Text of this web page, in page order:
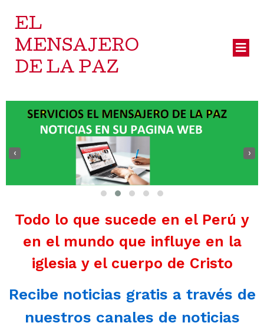
EL
MENSAJERO
DE LA PAZ
‹ ›
Todo lo que sucede en el Perú y
en el mundo que influye en la
iglesia y el cuerpo de Cristo
Recibe noticias gratis a través de
nuestros canales de noticias